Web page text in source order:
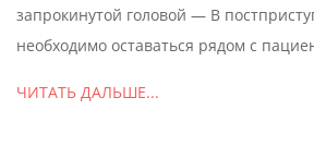
запрокинутой головой — В
необходимо оставаться рядом с
ЧИТАТЬ ДАЛЬШЕ...